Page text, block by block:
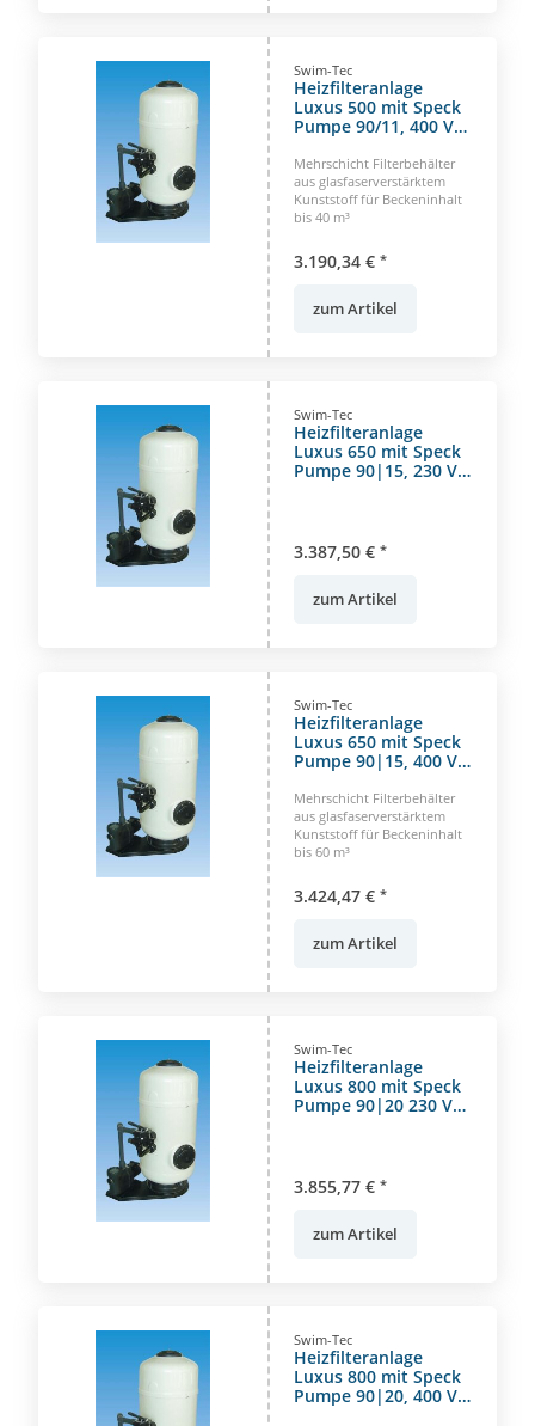
Swim-Tec
Heizfilteranlage
Luxus 500 mit Speck
Pumpe 90/11, 400 V
40m³
Mehrschicht Filterbehälter
aus glasfaserverstärktem
Kunststoff für Beckeninhalt
bis 40 m³
3.190,34 € *
zum Artikel
Swim-Tec
Heizfilteranlage
Luxus 650 mit Speck
Pumpe 90|15, 230 V
3.387,50 € *
zum Artikel
Swim-Tec
Heizfilteranlage
Luxus 650 mit Speck
Pumpe 90|15, 400 V
60m³
Mehrschicht Filterbehälter
aus glasfaserverstärktem
Kunststoff für Beckeninhalt
bis 60 m³
3.424,47 € *
zum Artikel
Swim-Tec
Heizfilteranlage
Luxus 800 mit Speck
Pumpe 90|20 230 V
3.855,77 € *
zum Artikel
Swim-Tec
Heizfilteranlage
Luxus 800 mit Speck
Pumpe 90|20, 400 V